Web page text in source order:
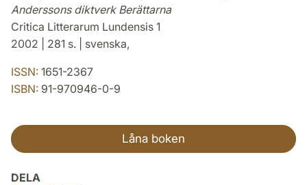
Anderssons diktverk Berättarna
Critica Litterarum Lundensis 1
2002 | 281 s. | svenska,
ISSN: 1651-2367
ISBN: 91-970946-0-9
Låna boken
DELA